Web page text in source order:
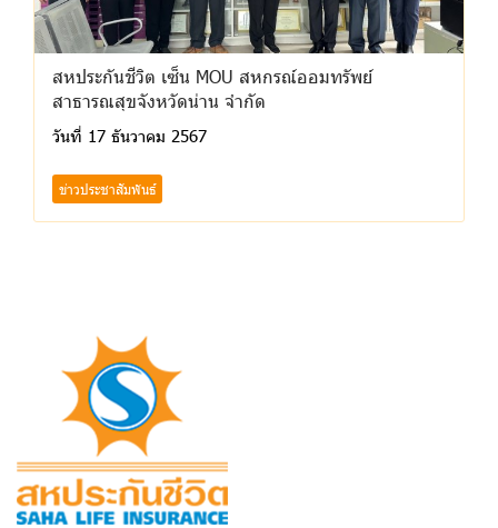
สหประกันชีวิต เซ็น MOU สหกรณ์ออมทรัพย์
สาธารณสุขจังหวัดน่าน จำกัด
วันที่ 17 ธันวาคม 2567
ข่าวประชาสัมพันธ์